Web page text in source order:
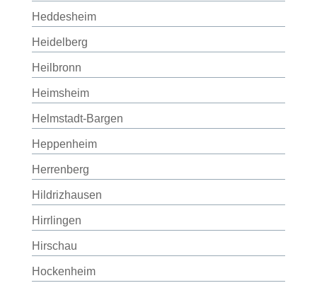
Heddesheim
Heidelberg
Heilbronn
Heimsheim
Helmstadt-Bargen
Heppenheim
Herrenberg
Hildrizhausen
Hirrlingen
Hirschau
Hockenheim